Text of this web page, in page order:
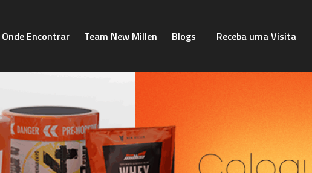
Onde Encontrar Team New Millen Blogs Receba uma Visita